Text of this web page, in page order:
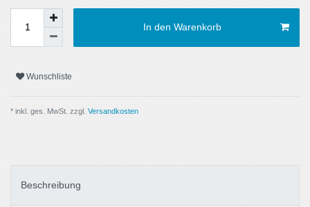
In den Warenkorb
Wunschliste
* inkl. ges. MwSt. zzgl. Versandkosten
Beschreibung